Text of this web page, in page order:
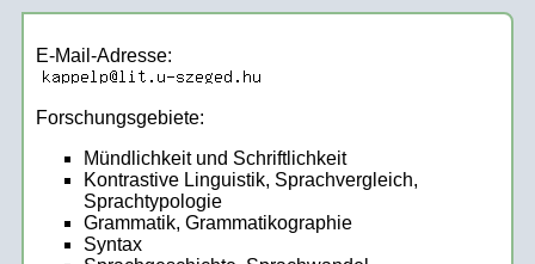
E-Mail-Adresse:
Forschungsgebiete:
Mündlichkeit und Schriftlichkeit
Kontrastive Linguistik, Sprachvergleich,
Sprachtypologie
Grammatik, Grammatikographie
Syntax